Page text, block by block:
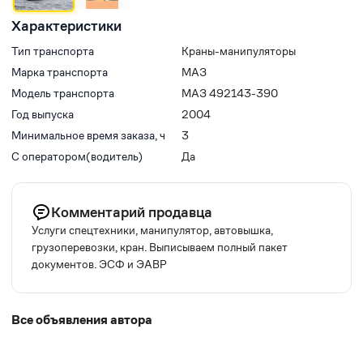
Характеристики
Тип транспорта
Краны-манипуляторы
Марка транспорта
МАЗ
Модель транспорта
МАЗ 492143-390
Год выпуска
2004
Минимальное время заказа, ч
3
С оператором(водитель)
Да
Комментарий продавца
Услуги спецтехники, манипулятор, автовышка,
грузоперевозки, кран. Выписываем полный пакет
документов. ЭСФ и ЭАВР
Все объявления автора